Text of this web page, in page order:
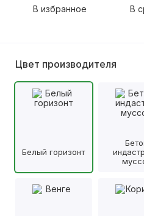
В избранное В
Цвет производителя
Белый горизонт